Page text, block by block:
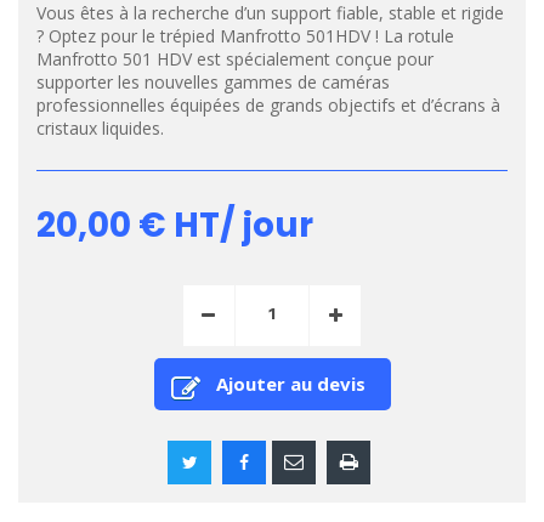
Vous êtes à la recherche d’un support fiable, stable et rigide
? Optez pour le trépied Manfrotto 501HDV ! La rotule
Manfrotto 501 HDV est spécialement conçue pour
supporter les nouvelles gammes de caméras
professionnelles équipées de grands objectifs et d’écrans à
cristaux liquides.
20,00 € HT/ jour
Ajouter au devis